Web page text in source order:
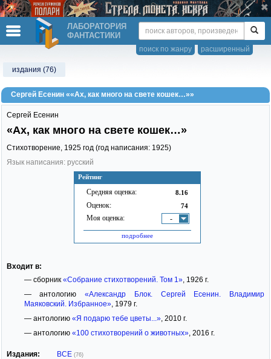
ЛАБОРАТОРИЯ
ФАНТАСТИКИ
расширенный
поиск по жанру
издания (76)
Сергей Есенин ««Ах, как много на свете кошек…»»
Рейтинг
Средняя оценка: 8.16
Оценок: 74
Моя оценка: -
подробнее
Сергей Есенин
«Ах, как много на свете кошек…»
Стихотворение, 1925 год (год написания: 1925)
Язык написания: русский
Входит в:
— сборник «Собрание стихотворений. Том 1», 1926 г.
— антологию«Александр Блок. Сергей Есенин. Владимир
Маяковский. Избранное», 1979 г.
— антологию «Я подарю тебе цветы...», 2010 г.
— антологию «100 стихотворений о животных», 2016 г.
Издания: ВСЕ (76)